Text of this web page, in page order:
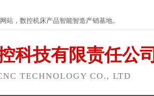
站，数控机床产品智能智造产销基地。
科技有限责任公司
TECHNOLOGY CO., LTD